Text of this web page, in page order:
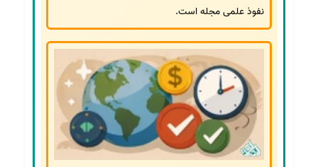
نفوذ علمی مجله است.